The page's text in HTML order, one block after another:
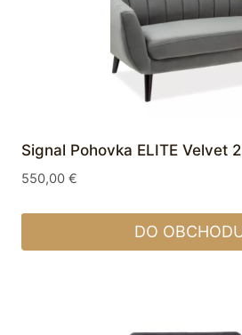
Signal Pohovka ELITE Velvet
550,00 €
DO